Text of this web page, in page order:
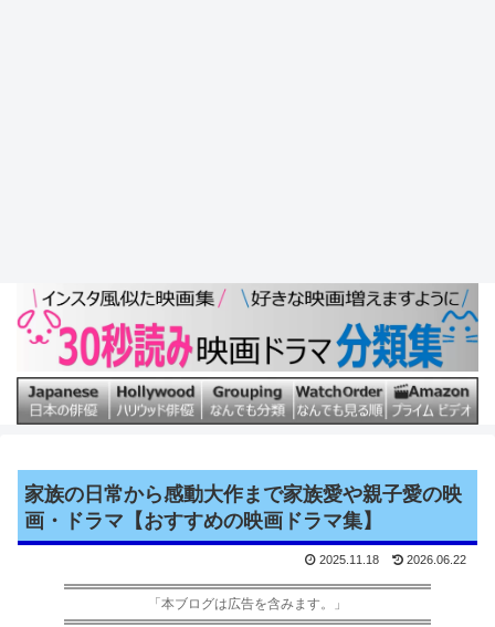
家族の日常から感動大作まで家族愛や親子愛の映
画・ドラマ【おすすめの映画ドラマ集】
2025.11.18 2026.06.22
「本ブログは広告を含みます。」